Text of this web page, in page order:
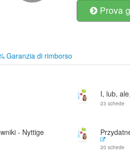
Prova
Garanzia di rimborso
I, lub,
23 schede
- Nyttige
20 schede